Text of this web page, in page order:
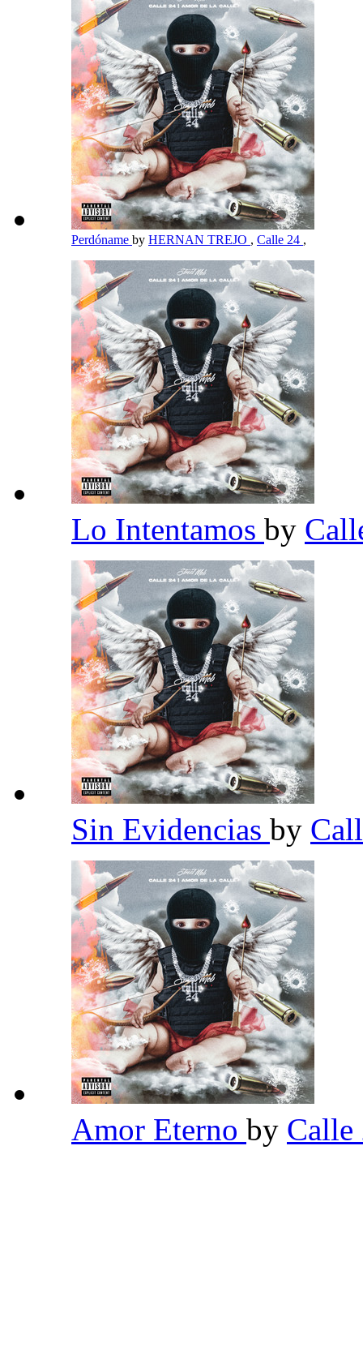
Perdóname by HERNAN TREJO , Calle 24 ,
Lo Intentamos by
Sin Evidencias by
Amor Eterno by